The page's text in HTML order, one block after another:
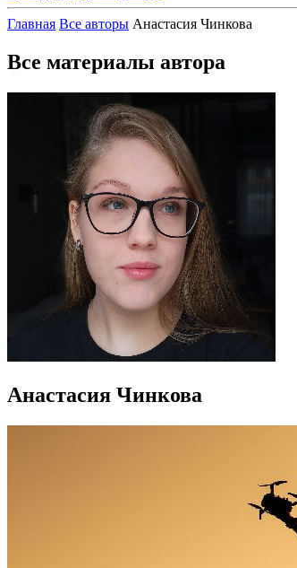
Главная Все авторы Анастасия Чинкова
Все материалы автора
Анастасия Чинкова